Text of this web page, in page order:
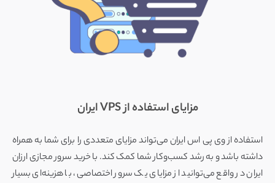
مزایای استفاده از VPS ایران
استفاده از وی پی اس ایران می‌تواند مزایای متعددی را برای شما به همراه
داشته باشد و به رشد کسب‌و‌کار شما کمک کند. با خرید سرور مجازی ارزان
ایران در واقع می‌توانید از مزایای یک سرور اختصاصی، با هزینه‌ای بسیار